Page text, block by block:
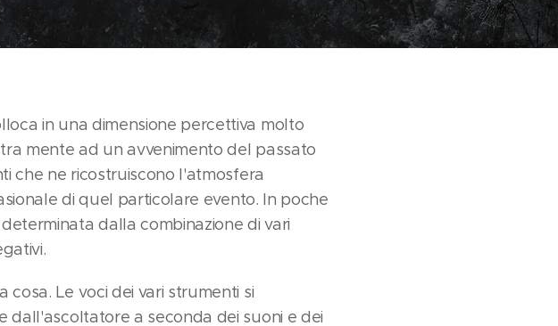
in una dimensione percettiva molto
mente ad un avvenimento del passato
che ne ricostruiscono l'atmosfera
di quel particolare evento. In poche
dalla combinazione di vari
Le voci dei vari strumenti si
dall'ascoltatore a seconda dei suoni e dei